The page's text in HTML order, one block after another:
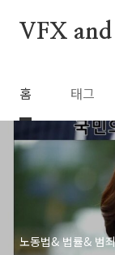
VFX
홈 태그
노동법& 법률& 범죄